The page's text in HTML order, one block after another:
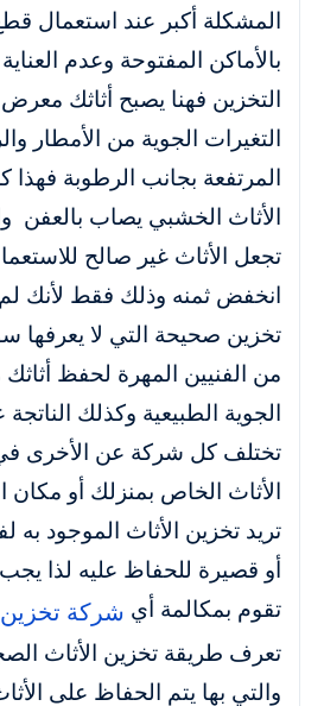
المشكلة أكبر عند استعمال
بالأماكن المفتوحة وعدم
التخزين فهنا يصبح أثاثك
التغيرات الجوية من الأمطار
المرتفعة بجانب الرطوبة فهذا
الأثاث الخشبي يصاب بالعفن
تجعل الأثاث غير صالح
انخفض ثمنه وذلك فقط لأنك
تخزين صحيحة التي لا
من الفنيين المهرة لحفظ
الجوية الطبيعية وكذلك
تختلف كل شركة عن الأخرى
الأثاث الخاص بمنزلك أو مكان
تريد تخزين الأثاث الموجود به
أو قصيرة للحفاظ عليه لذا
تقوم بمكالمة أي شركة تخزين
تعرف طريقة تخزين الأثاث
والتي بها يتم الحفاظ على